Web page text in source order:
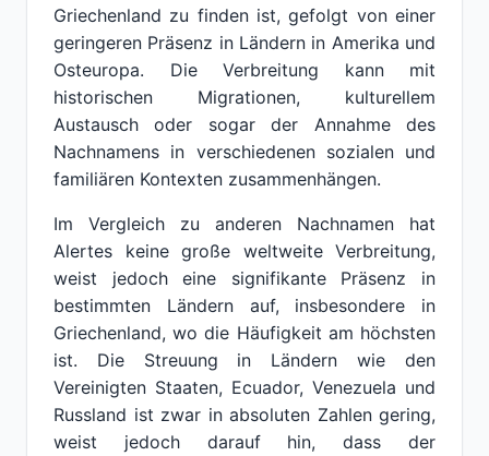
Griechenland zu finden ist, gefolgt von einer
geringeren Präsenz in Ländern in Amerika und
Osteuropa. Die Verbreitung kann mit
historischen Migrationen, kulturellem
Austausch oder sogar der Annahme des
Nachnamens in verschiedenen sozialen und
familiären Kontexten zusammenhängen.
Im Vergleich zu anderen Nachnamen hat
Alertes keine große weltweite Verbreitung,
weist jedoch eine signifikante Präsenz in
bestimmten Ländern auf, insbesondere in
Griechenland, wo die Häufigkeit am höchsten
ist. Die Streuung in Ländern wie den
Vereinigten Staaten, Ecuador, Venezuela und
Russland ist zwar in absoluten Zahlen gering,
weist jedoch darauf hin, dass der